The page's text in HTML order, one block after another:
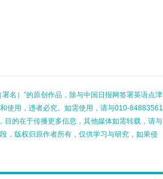
名）”的原创作品，除与中国日报网签署英语点津
使用，违者必究。如需使用，请与010-84883561
目的在于传播更多信息，其他媒体如需转载，请与
，版权归原作者所有，仅供学习与研究，如果侵